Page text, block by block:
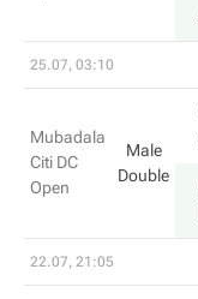
25.07, 03:10
Mubadala
Citi DC
Open
Male
Double
22.07, 21:05